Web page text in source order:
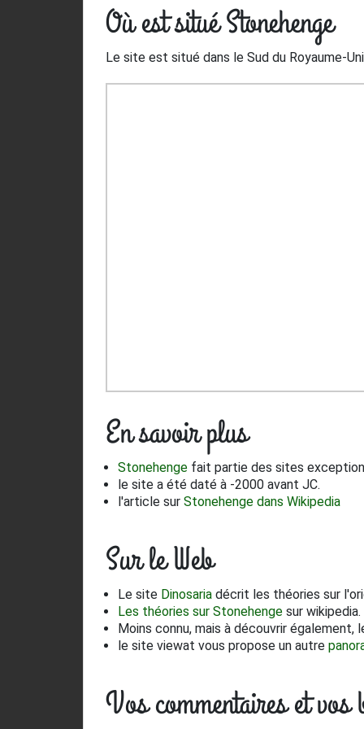
Où est situé Stonehenge
Le site est situé dans le Sud du Royaume-
En savoir plus
Stonehenge fait partie des sites
le site a été daté à -2000 avant JC.
l'article sur Stonehenge dans Wikipedia
Sur le Web
Le site Dinosaria décrit les théories sur
Les théories sur Stonehenge sur wikipedia.
Moins connu, mais à découvrir également,
le site viewat vous propose un autre
Vos commentaires et vos